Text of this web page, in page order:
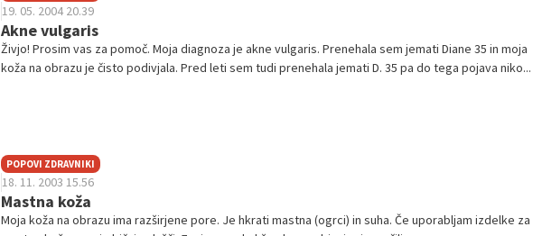
19. 05. 2004 20.39
Akne vulgaris
Živjo! Prosim vas za pomoč. Moja diagnoza je akne vulgaris. Prenehala sem jemati Diane 35 in moja
koža na obrazu je čisto podivjala. Pred leti sem tudi prenehala jemati D. 35 pa do tega pojava niko...
POPOVI ZDRAVNIKI
18. 11. 2003 15.56
Mastna koža
Moja koža na obrazu ima razširjene pore. Je hkrati mastna (ogrci) in suha. Če uporabljam izdelke za